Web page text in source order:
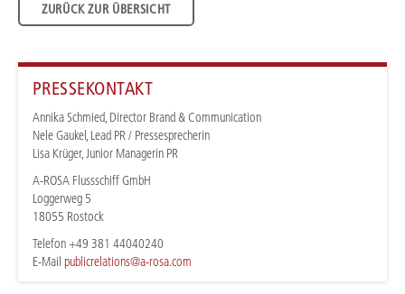
ZURÜCK ZUR ÜBERSICHT
PRESSEKONTAKT
Annika Schmied, Director Brand & Communication
Nele Gaukel, Lead PR / Pressesprecherin
Lisa Krüger, Junior Managerin PR
A-ROSA Flussschiff GmbH
Loggerweg 5
18055 Rostock
Telefon +49 381 44040240
E-Mail publicrelations@a-rosa.com